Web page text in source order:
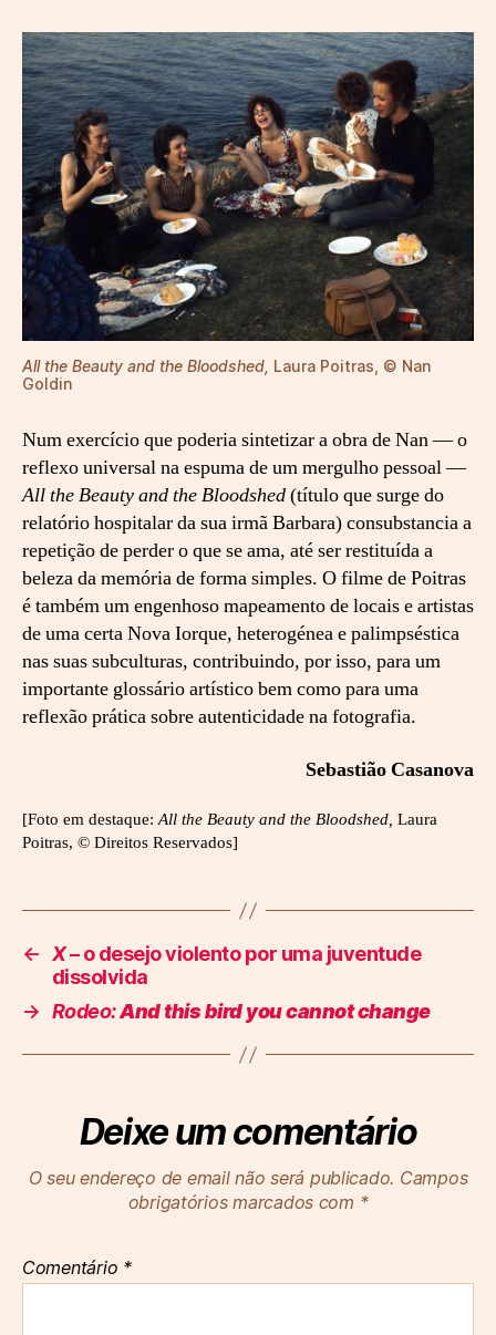
All the Beauty and the Bloodshed, Laura Poitras, © Nan
Goldin
Num exercício que poderia sintetizar a obra de Nan — o
reflexo universal na espuma de um mergulho pessoal —
All the Beauty and the Bloodshed(título que surge do
relatório hospitalar da sua irmã Barbara) consubstancia a
repetição de perder o que se ama, até ser restituída a
beleza da memória de forma simples. O filme de Poitras
é também um engenhoso mapeamento de locais e artistas
de uma certa Nova Iorque, heterogénea e palimpséstica
nas suas subculturas, contribuindo, por isso, para um
importante glossário artístico bem como para uma
reflexão prática sobre autenticidade na fotografia.
Sebastião Casanova
[Foto em destaque:All the Beauty and the Bloodshed, Laura
Poitras, © Direitos Reservados]
← X– o desejo violento por uma juventude
dissolvida
→ Rodeo:And this bird you cannot change
Deixe um comentário
O seu endereço de email não será publicado. Campos
obrigatórios marcados com *
Comentário *